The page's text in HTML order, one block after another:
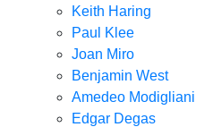
Keith Haring
Paul Klee
Joan Miro
Benjamin West
Amedeo Modigliani
Edgar Degas